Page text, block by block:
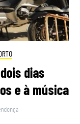
dias
e à música